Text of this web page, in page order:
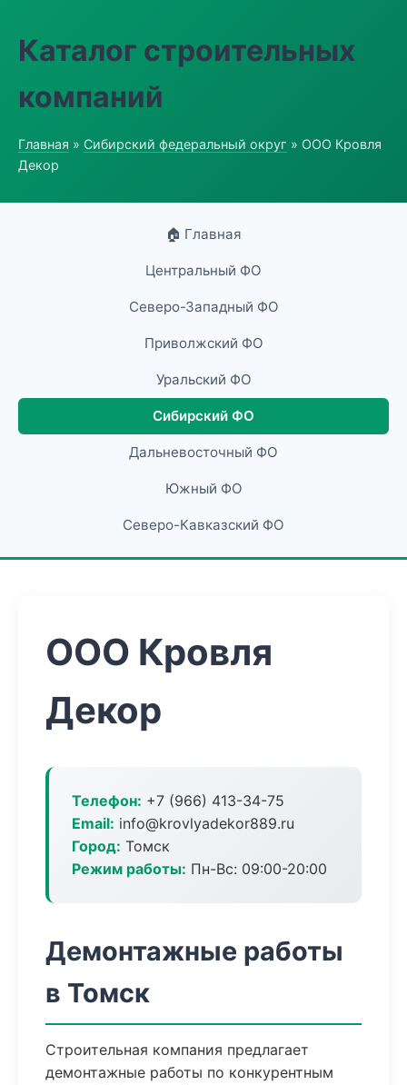
Каталог строительных
компаний
Главная » Сибирский федеральный округ » ООО Кровля
Декор
🏠 Главная
Центральный ФО
Северо-Западный ФО
Приволжский ФО
Уральский ФО
Сибирский ФО
Дальневосточный ФО
Южный ФО
Северо-Кавказский ФО
ООО Кровля
Декор
Телефон: +7 (966) 413-34-75
Email: info@krovlyadekor889.ru
Город: Томск
Режим работы: Пн-Вс: 09:00-20:00
Демонтажные работы
в Томск
Строительная компания предлагает
демонтажные работы по конкурентным